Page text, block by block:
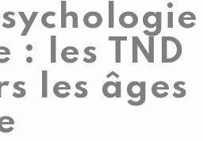
: les TND
les âges